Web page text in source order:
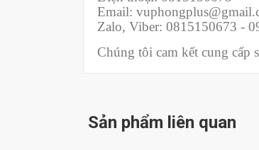
Email:
Zalo, Viber: 0815150673 -
Chúng tôi cam kết cung cấp
Sản phẩm liên quan